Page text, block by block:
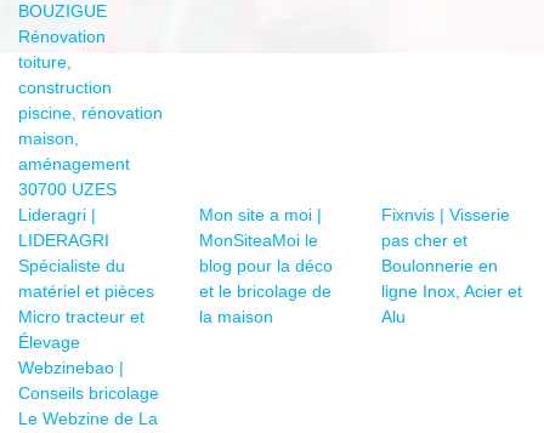
BOUZIGUE
Rénovation
toiture,
construction
piscine, rénovation
maison,
aménagement
30700 UZES
Lideragri |
LIDERAGRI
Spécialiste du
matériel et pièces
Micro tracteur et
Élevage
Mon site a moi |
MonSiteaMoi le
blog pour la déco
et le bricolage de
la maison
Fixnvis | Visserie
pas cher et
Boulonnerie en
ligne Inox, Acier et
Alu
Webzinebao |
Conseils bricolage
Le Webzine de La